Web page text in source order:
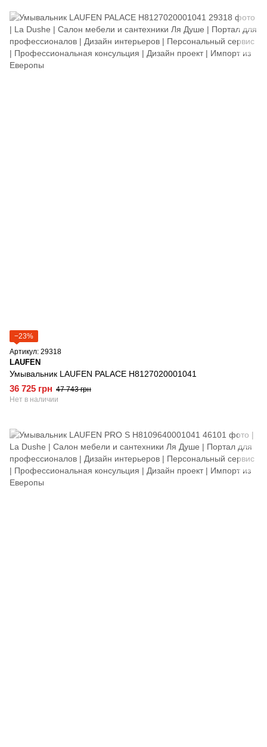
−23%
Артикул: 29318
LAUFEN
Умывальник LAUFEN PALACE H8127020001041
36 725 грн 47 743 грн
Нет в наличии